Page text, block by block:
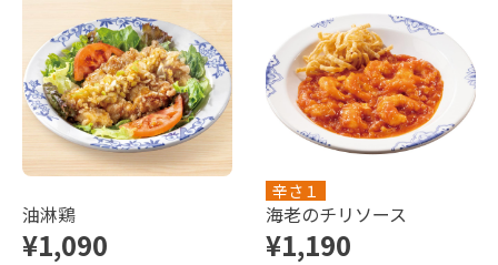
油淋鶏
¥1,090
辛さ１
海老のチリソース
¥1,190